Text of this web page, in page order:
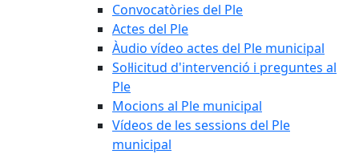
Convocatòries del Ple
Actes del Ple
Àudio vídeo actes del Ple municipal
Sol·licitud d'intervenció i preguntes al
Ple
Mocions al Ple municipal
Vídeos de les sessions del Ple
municipal